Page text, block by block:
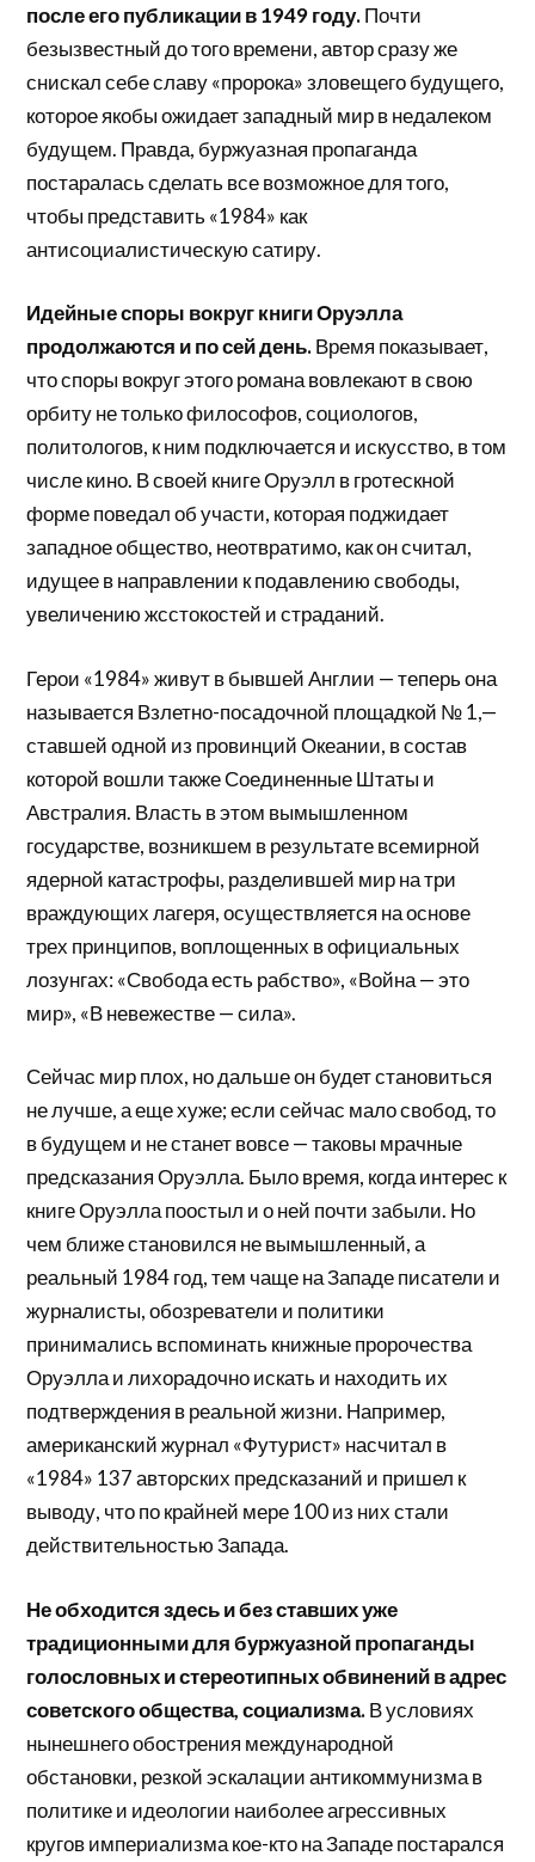
после его публикации в 1949 году.Почти
безызвестный до того времени, автор сразу же
снискал себе славу «пророка» зловещего будущего,
которое якобы ожидает западный мир в недалеком
будущем. Правда, буржуазная пропаганда
постаралась сделать все возможное для того,
чтобы представить «1984» как
антисоциалистическую сатиру.
Идейные споры вокруг книги Оруэлла
продолжаются и по сей день.Время показывает,
что споры вокруг этого романа вовлекают в свою
орбиту не только философов, социологов,
политологов, к ним подключается и искусство, в том
числе кино. В своей книге Оруэлл в гротескной
форме поведал об участи, которая поджидает
западное общество, неотвратимо, как он считал,
идущее в направлении к подавлению свободы,
увеличению жсстокостей и страданий.
Герои «1984» живут в бывшей Англии — теперь она
называется Взлетно-посадочной площадкой № 1,—
ставшей одной из провинций Океании, в состав
которой вошли также Соединенные Штаты и
Австралия. Власть в этом вымышленном
государстве, возникшем в результате всемирной
ядерной катастрофы, разделившей мир на три
враждующих лагеря, осуществляется на основе
трех принципов, воплощенных в официальных
лозунгах: «Свобода есть рабство», «Война — это
мир», «В невежестве — сила».
Сейчас мир плох, но дальше он будет становиться
не лучше, а еще хуже; если сейчас мало свобод, то
в будущем и не станет вовсе — таковы мрачные
предсказания Оруэлла. Было время, когда интерес к
книге Оруэлла поостыл и о ней почти забыли. Но
чем ближе становился не вымышленный, а
реальный 1984 год, тем чаще на Западе писатели и
журналисты, обозреватели и политики
принимались вспоминать книжные пророчества
Оруэлла и лихорадочно искать и находить их
подтверждения в реальной жизни. Например,
американский журнал «Футурист» насчитал в
«1984» 137 авторских предсказаний и пришел к
выводу, что по крайней мере 100 из них стали
действительностью Запада.
Не обходится здесь и без ставших уже
традиционными для буржуазной пропаганды
голословных и стереотипных обвинений в адрес
советского общества, социализма.В условиях
нынешнего обострения международной
обстановки, резкой эскалации антикоммунизма в
политике и идеологии наиболее агрессивных
кругов империализма кое-кто на Западе постарался